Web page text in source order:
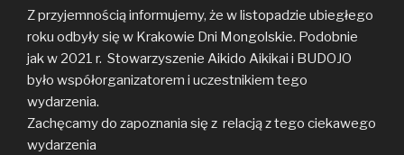
Z przyjemnością informujemy, że w listopadzie ubiegłego
roku odbyły się w Krakowie Dni Mongolskie. Podobnie
jak w 2021 r. Stowarzyszenie Aikido Aikikai i BUDOJO
było współorganizatorem i uczestnikiem tego
wydarzenia.
Zachęcamy do zapoznania się z relacją z tego ciekawego
wydarzenia